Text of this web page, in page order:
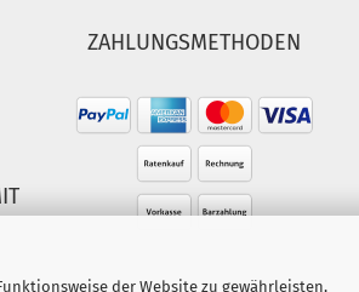
der Website zu gewährleisten,
ZAHLUNGSMETHODEN